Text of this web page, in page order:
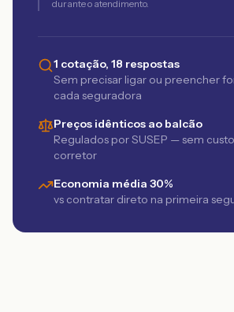
durante o atendimento.
1 cotação, 18 respostas
Sem precisar ligar ou preencher
cada seguradora
Preços idênticos ao balcão
Regulados por SUSEP — sem
corretor
Economia média 30%
vs contratar direto na primeira